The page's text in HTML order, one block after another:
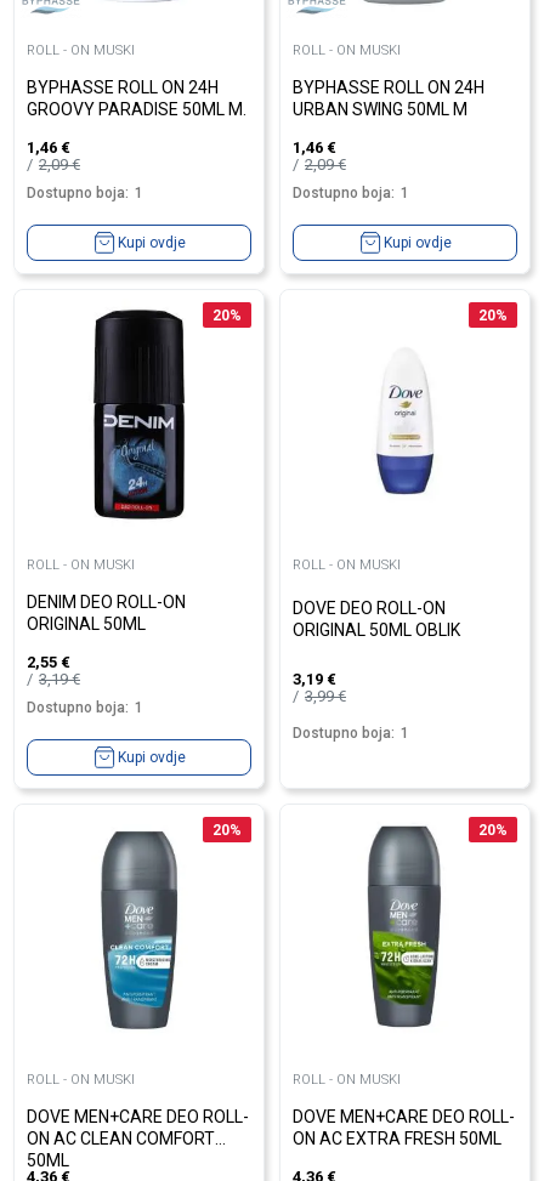
ROLL - ON MUSKI
BYPHASSE ROLL ON 24H
GROOVY PARADISE 50ML M.
1,46 €
2,09€
Dostupno boja: 1
Kupi ovdje
ROLL - ON MUSKI
BYPHASSE ROLL ON 24H
URBAN SWING 50ML M
1,46 €
2,09€
Dostupno boja: 1
Kupi ovdje
20%
ROLL - ON MUSKI
DENIM DEO ROLL-ON
ORIGINAL 50ML
2,55 €
3,19€
Dostupno boja: 1
Kupi ovdje
20%
ROLL - ON MUSKI
DOVE DEO ROLL-ON
ORIGINAL 50ML OBLIK
3,19 €
3,99€
Dostupno boja: 1
20%
ROLL - ON MUSKI
DOVE MEN+CARE DEO ROLL-
ON AC CLEAN COMFORT
50ML
4,36 €
20%
ROLL - ON MUSKI
DOVE MEN+CARE DEO ROLL-
ON AC EXTRA FRESH 50ML
4,36 €